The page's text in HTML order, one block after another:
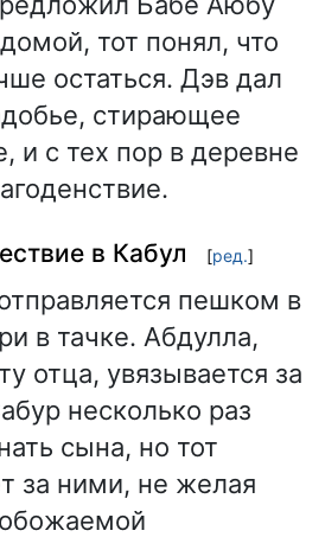
тот понял, что
остаться. Дэв дал
стирающее
и с тех пор в деревне
в Кабул [ред.]
пешком в
в тачке. Абдулла,
отца, увязывается за
несколько раз
сына, но тот
за ними, не желая
обожаемой